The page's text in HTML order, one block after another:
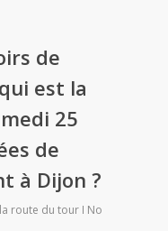
de
est la
25
de
à Dijon ?
route du tour No